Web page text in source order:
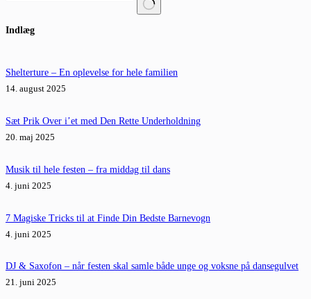
resultater
Indlæg
Shelterture – En oplevelse for hele familien
14. august 2025
Sæt Prik Over i’et med Den Rette Underholdning
20. maj 2025
Musik til hele festen – fra middag til dans
4. juni 2025
7 Magiske Tricks til at Finde Din Bedste Barnevogn
4. juni 2025
DJ & Saxofon – når festen skal samle både unge og voksne på dansegulvet
21. juni 2025